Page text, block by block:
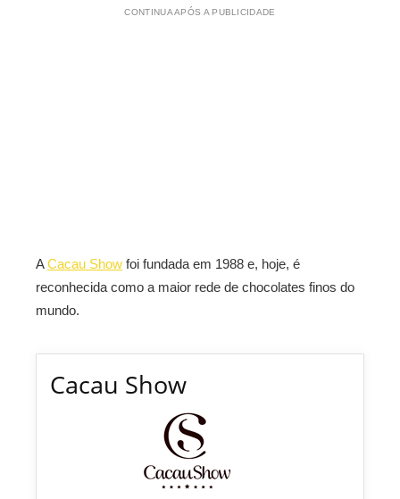
CONTINUA APÓS A PUBLICIDADE
ACacau Show foi fundada em 1988 e, hoje, é
reconhecida como a maior rede de chocolates finos do
mundo.
Cacau Show